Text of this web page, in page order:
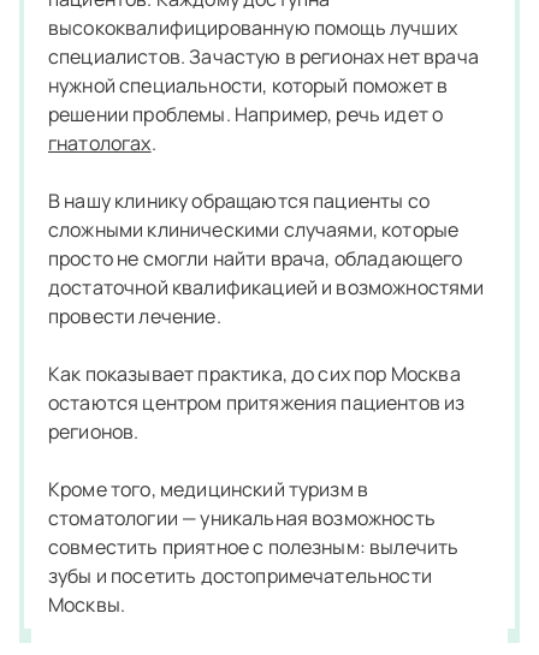
высококвалифицированную помощь лучших
специалистов. Зачастую в регионах нет врача
нужной специальности, который поможет в
решении проблемы. Например, речь идет о
гнатологах.
В нашу клинику обращаются пациенты со
сложными клиническими случаями, которые
просто не смогли найти врача, обладающего
достаточной квалификацией и возможностями
провести лечение.
Как показывает практика, до сих пор Москва
остаются центром притяжения пациентов из
регионов.
Кроме того, медицинский туризм в
стоматологии — уникальная возможность
совместить приятное с полезным: вылечить
зубы и посетить достопримечательности
Москвы.